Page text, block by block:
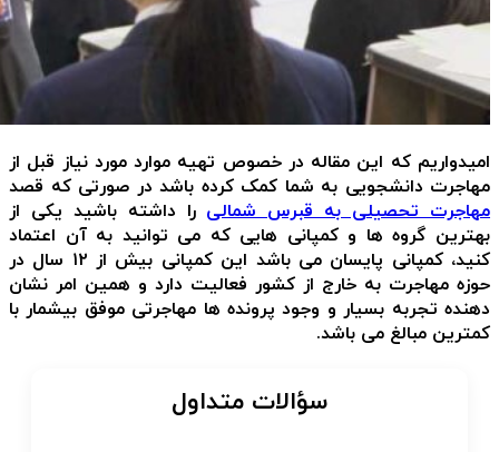
امیدواریم که این مقاله در خصوص تهیه موارد مورد نیاز قبل از
مهاجرت دانشجویی به شما کمک کرده باشد در صورتی که قصد
مهاجرت تحصیلی به قبرس شمالی را داشته باشید یکی از
بهترین گروه ها و کمپانی هایی که می توانید به آن اعتماد
کنید، کمپانی پایسان می باشد این کمپانی بیش از ۱۲ سال در
حوزه مهاجرت به خارج از کشور فعالیت دارد و همین امر نشان
دهنده تجربه بسیار و وجود پرونده ها مهاجرتی موفق بیشمار با
کمترین مبالغ می باشد.
سؤالات متداول‌